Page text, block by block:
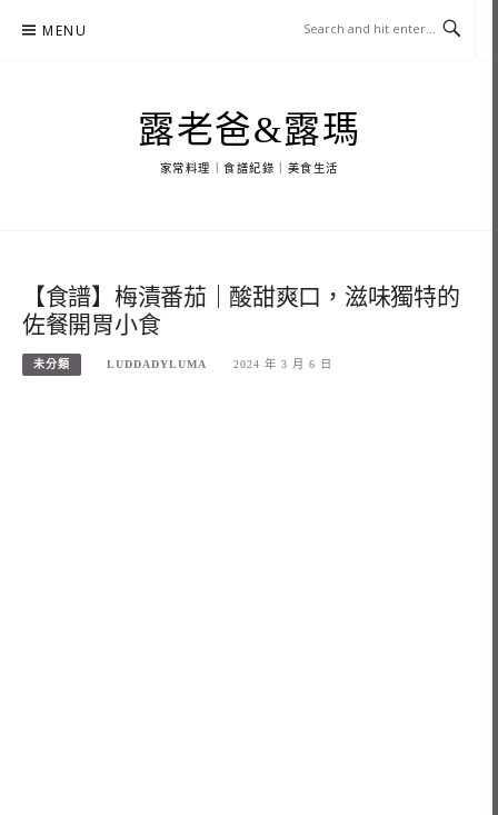
MENU
露老爸&露瑪
家常料理｜食譜紀錄｜美食生活
【食譜】梅漬番茄｜酸甜爽口，滋味獨特的
佐餐開胃小食
未分類 LUDDADYLUMA 2024 年 3 月 6 日